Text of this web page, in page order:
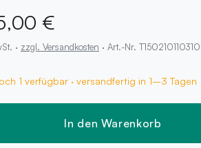
€
· zzgl. Versandkosten · Art.-Nr.
1 verfügbar · versandfertig in 1–3 Tagen
In den Warenkorb